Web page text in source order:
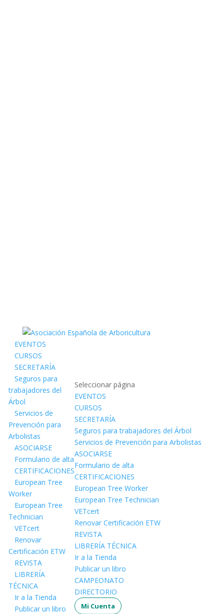
EVENTOS
CURSOS
SECRETARÍA
Seguros para
trabajadores del
Árbol
Servicios de
Prevención para
Arbolistas
ASOCIARSE
Formulario de alta
CERTIFICACIONES
European Tree
Worker
European Tree
Technician
VETcert
Renovar
Certificación ETW
REVISTA
LIBRERÍA
TÉCNICA
Ir a la Tienda
Publicar un libro
Seleccionar página
EVENTOS
CURSOS
SECRETARÍA
Seguros para trabajadores del Árbol
Servicios de Prevención para Arbolistas
ASOCIARSE
Formulario de alta
CERTIFICACIONES
European Tree Worker
European Tree Technician
VETcert
Renovar Certificación ETW
REVISTA
LIBRERÍA TÉCNICA
Ir a la Tienda
Publicar un libro
CAMPEONATO
DIRECTORIO
Mi Cuenta